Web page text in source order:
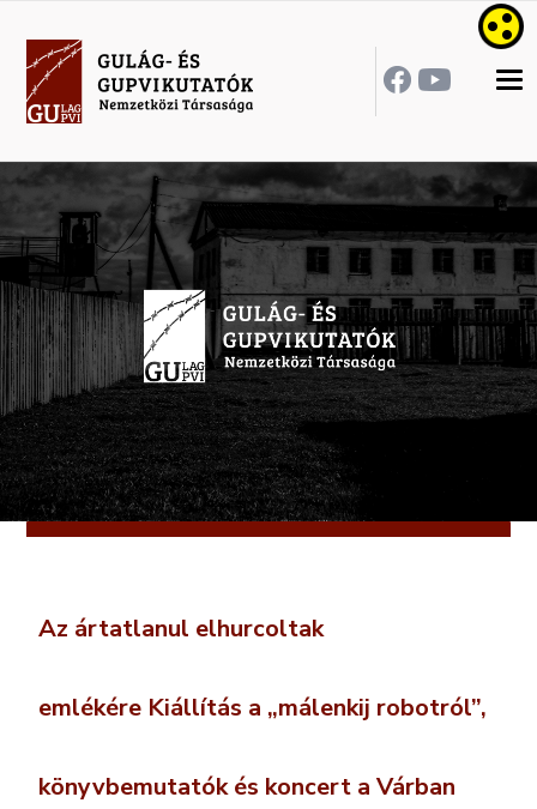
Az ártatlanul elhurcoltak
emlékére Kiállítás a „málenkij robotról”,
könyvbemutatók és koncert a Várban